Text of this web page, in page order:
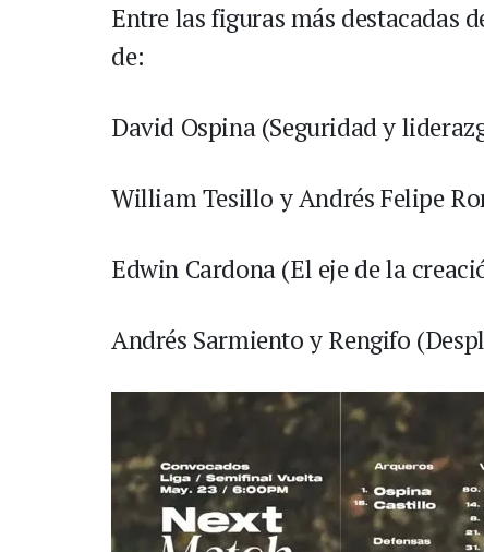
Entre las figuras más destacadas
de:
David Ospina (Seguridad y
William Tesillo y Andrés Felipe
Edwin Cardona (El eje de la
Andrés Sarmiento y Rengifo